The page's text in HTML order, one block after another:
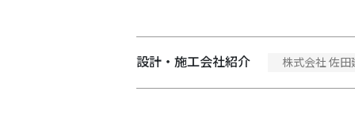
設計・施工会社紹介 株式会社 佐田